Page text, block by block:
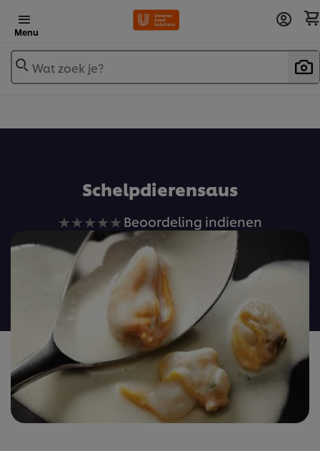
Menu
Wat zoek je?
Schelpdierensaus
Geen
beoordelingen
ingediend
voor
deze
recipe
Beoordeling indienen